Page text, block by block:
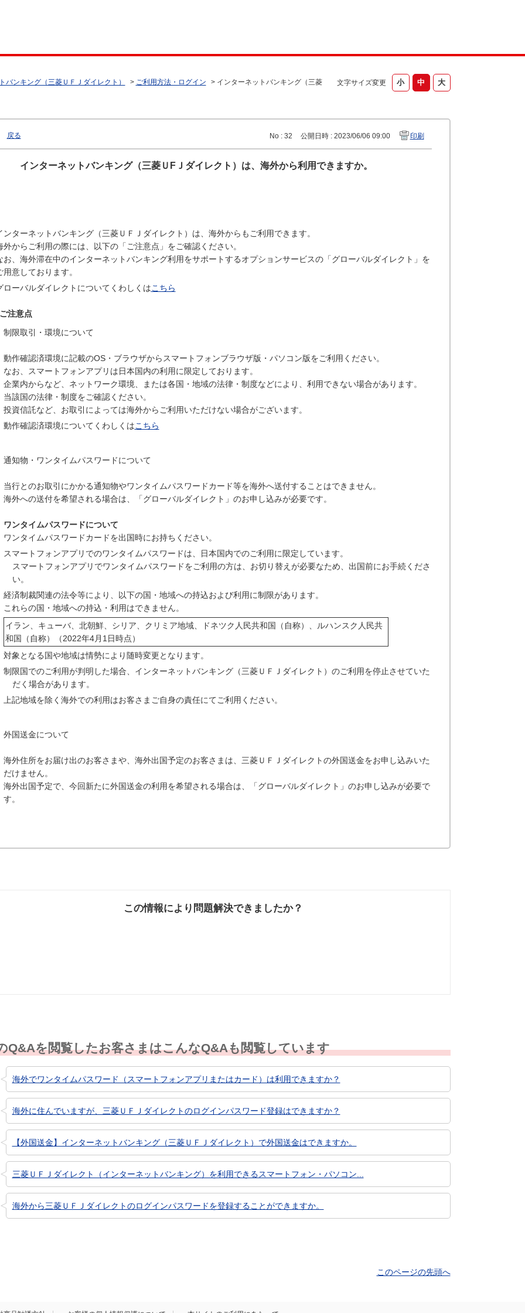
文字サイズ変更
バンキング（三菱ＵＦＪダイレクト） > ご利用方法・ログイン > インターネットバンキング（三菱
戻る No : 32 公開日時 : 2023/06/06 09:00 印刷
インターネットバンキング（三菱ＵFＪダイレクト）は、海外から利用できますか。
ンターネットバンキング（三菱ＵＦＪダイレクト）は、海外からもご利用できます。
外からご利用の際には、以下の「ご注意点」をご確認ください。
お、海外滞在中のインターネットバンキング利用をサポートするオプションサービスの「グローバルダイレクト」を
用意しております。
ローバルダイレクトについてくわしくはこちら
注意点
制限取引・環境について
動作確認済環境に記載のOS・ブラウザからスマートフォンブラウザ版・パソコン版をご利用ください。
なお、スマートフォンアプリは日本国内の利用に限定しております。
企業内からなど、ネットワーク環境、または各国・地域の法律・制度などにより、利用できない場合があります。
当該国の法律・制度をご確認ください。
投資信託など、お取引によっては海外からご利用いただけない場合がございます。
動作確認済環境についてくわしくはこちら
通知物・ワンタイムパスワードについて
当行とのお取引にかかる通知物やワンタイムパスワードカード等を海外へ送付することはできません。
海外への送付を希望される場合は、「グローバルダイレクト」のお申し込みが必要です。
ワンタイムパスワードについて
ワンタイムパスワードカードを出国時にお持ちください。
スマートフォンアプリでのワンタイムパスワードは、日本国内でのご利用に限定しています。
スマートフォンアプリでワンタイムパスワードをご利用の方は、お切り替えが必要なため、出国前にお手続くださ
い。
経済制裁関連の法令等により、以下の国・地域への持込および利用に制限があります。
これらの国・地域への持込・利用はできません。
イラン、キューバ、北朝鮮、シリア、クリミア地域、ドネツク人民共和国（自称）、ルハンスク人民共
和国（自称）（2022年4月1日時点）
対象となる国や地域は情勢により随時変更となります。
制限国でのご利用が判明した場合、インターネットバンキング（三菱ＵＦＪダイレクト）のご利用を停止させていた
だく場合があります。
上記地域を除く海外での利用はお客さまご自身の責任にてご利用ください。
外国送金について
海外住所をお届け出のお客さまや、海外出国予定のお客さまは、三菱ＵＦＪダイレクトの外国送金をお申し込みいた
だけません。
海外出国予定で、今回新たに外国送金の利用を希望される場合は、「グローバルダイレクト」のお申し込みが必要で
す。
この情報により問題解決できましたか？
Q&Aを閲覧したお客さまはこんなQ&Aも閲覧しています
海外でワンタイムパスワード（スマートフォンアプリまたはカード）は利用できますか？
海外に住んでいますが、三菱ＵＦＪダイレクトのログインパスワード登録はできますか？
【外国送金】インターネットバンキング（三菱ＵＦＪダイレクト）で外国送金はできますか。
三菱ＵＦＪダイレクト（インターネットバンキング）を利用できるスマートフォン・パソコン...
海外から三菱ＵＦＪダイレクトのログインパスワードを登録することができますか。
このページの先頭へ